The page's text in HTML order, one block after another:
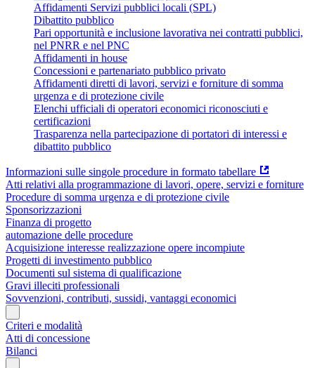
Affidamenti Servizi pubblici locali (SPL)
Dibattito pubblico
Pari opportunità e inclusione lavorativa nei contratti pubblici,
nel PNRR e nel PNC
Affidamenti in house
Concessioni e partenariato pubblico privato
Affidamenti diretti di lavori, servizi e forniture di somma
urgenza e di protezione civile
Elenchi ufficiali di operatori economici riconosciuti e
certificazioni
Trasparenza nella partecipazione di portatori di interessi e
dibattito pubblico
Informazioni sulle singole procedure in formato tabellare
Atti relativi alla programmazione di lavori, opere, servizi e forniture
Procedure di somma urgenza e di protezione civile
Sponsorizzazioni
Finanza di progetto
automazione delle procedure
Acquisizione interesse realizzazione opere incompiute
Progetti di investimento pubblico
Documenti sul sistema di qualificazione
Gravi illeciti professionali
Sovvenzioni, contributi, sussidi, vantaggi economici
Criteri e modalità
Atti di concessione
Bilanci